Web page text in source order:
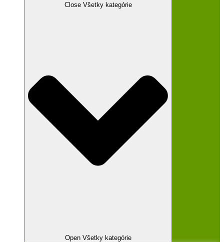
Close Všetky kategórie
Open Všetky kategórie